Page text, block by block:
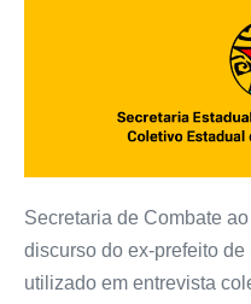
Secretaria de Combate
discurso do ex-prefeito
utilizado em entrevista